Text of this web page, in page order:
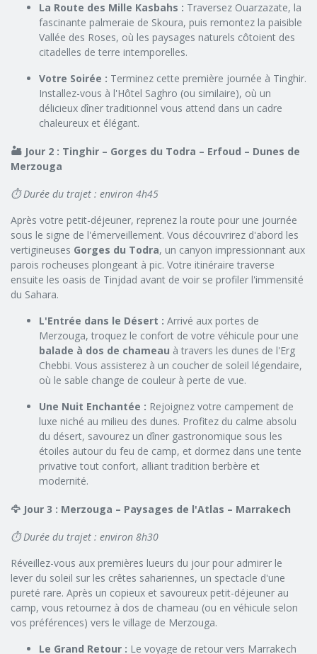
La Route des Mille Kasbahs : Traversez Ouarzazate, la
fascinante palmeraie de Skoura, puis remontez la paisible
Vallée des Roses, où les paysages naturels côtoient des
citadelles de terre intemporelles.
Votre Soirée : Terminez cette première journée à Tinghir.
Installez-vous à l'Hôtel Saghro (ou similaire), où un
délicieux dîner traditionnel vous attend dans un cadre
chaleureux et élégant.
🏜️ Jour 2 : Tinghir – Gorges du Todra – Erfoud – Dunes de
Merzouga
⏱️ Durée du trajet : environ 4h45
Après votre petit-déjeuner, reprenez la route pour une journée
sous le signe de l'émerveillement. Vous découvrirez d'abord les
vertigineuses Gorges du Todra, un canyon impressionnant aux
parois rocheuses plongeant à pic. Votre itinéraire traverse
ensuite les oasis de Tinjdad avant de voir se profiler l'immensité
du Sahara.
L'Entrée dans le Désert : Arrivé aux portes de
Merzouga, troquez le confort de votre véhicule pour une
balade à dos de chameau à travers les dunes de l'Erg
Chebbi. Vous assisterez à un coucher de soleil légendaire,
où le sable change de couleur à perte de vue.
Une Nuit Enchantée : Rejoignez votre campement de
luxe niché au milieu des dunes. Profitez du calme absolu
du désert, savourez un dîner gastronomique sous les
étoiles autour du feu de camp, et dormez dans une tente
privative tout confort, alliant tradition berbère et
modernité.
🦅 Jour 3 : Merzouga – Paysages de l'Atlas – Marrakech
⏱️ Durée du trajet : environ 8h30
Réveillez-vous aux premières lueurs du jour pour admirer le
lever du soleil sur les crêtes sahariennes, un spectacle d'une
pureté rare. Après un copieux et savoureux petit-déjeuner au
camp, vous retournez à dos de chameau (ou en véhicule selon
vos préférences) vers le village de Merzouga.
Le Grand Retour : Le voyage de retour vers Marrakech